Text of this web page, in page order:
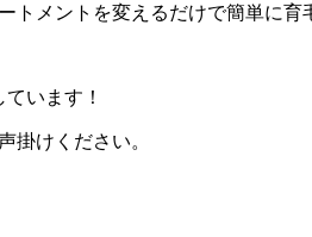
トメントを変えるだけで簡単に育
います！
掛けください。